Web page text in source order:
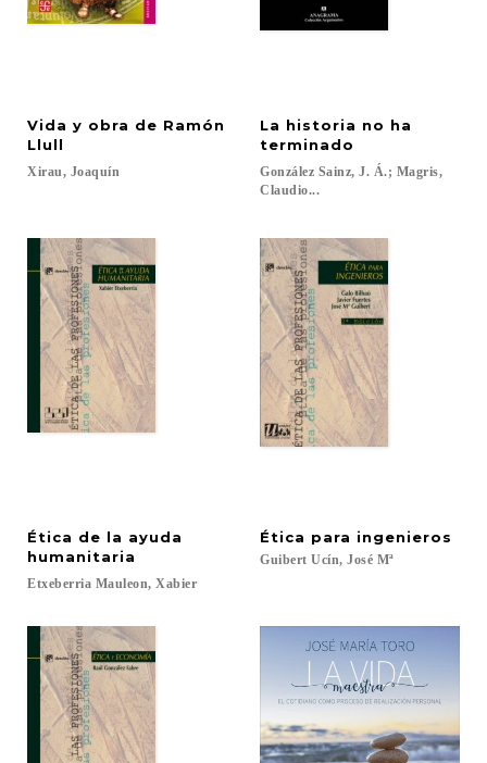
Vida y obra de Ramón
Llull
Xirau, Joaquín
La historia no ha
terminado
González Sainz, J. Á.; Magris,
Claudio...
Ética de la ayuda
humanitaria
Etxeberria Mauleon, Xabier
Ética para ingenieros
Guibert Ucín, José Mª